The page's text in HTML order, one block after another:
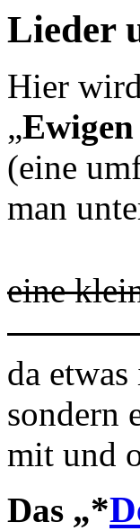
Lieder
Hier
„Ewigen
(eine
man
eine
da
sondern
mit und
Das „*